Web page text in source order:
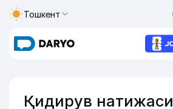
Тошкент
Қидирув натижаси